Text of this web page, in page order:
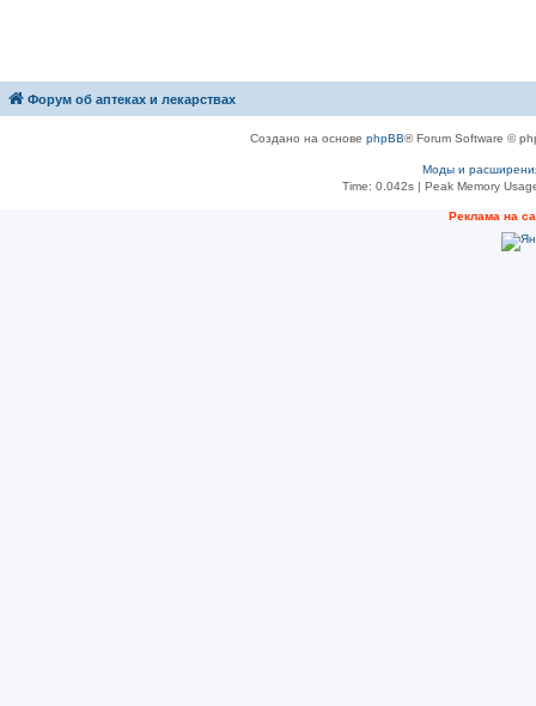
Форум об аптеках и лекарствах
Создано на основе phpBB® Forum Software ©
Моды и
Time: 0.042s| Peak Memory
Рeклама на